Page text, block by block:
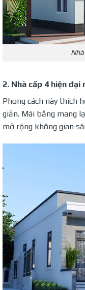
2. Nhà cấp 4 hiện đại
Phong cách này thích
giản. Mái bằng mang
mở rộng không gian